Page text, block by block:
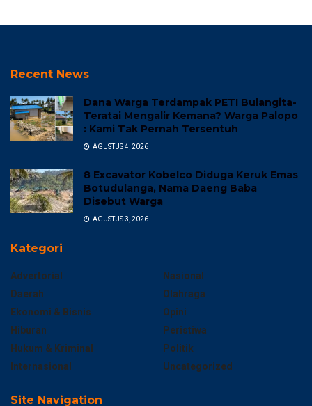
Recent News
Dana Warga Terdampak PETI Bulangita-
Teratai Mengalir Kemana? Warga Palopo
: Kami Tak Pernah Tersentuh
AGUSTUS 4, 2026
8 Excavator Kobelco Diduga Keruk Emas
Botudulanga, Nama Daeng Baba
Disebut Warga
AGUSTUS 3, 2026
Kategori
Advertorial
Daerah
Ekonomi & Bisnis
Hiburan
Hukum & Kriminal
Internasional
Nasional
Olahraga
Opini
Peristiwa
Politik
Uncategorized
Site Navigation